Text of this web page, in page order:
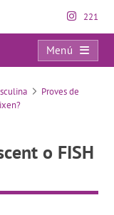
221
Menú
Proves de
o FISH